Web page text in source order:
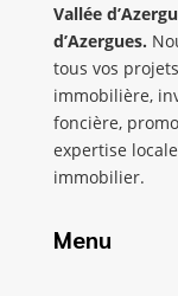
Vallée
d’Azergues.
tous vos
immobilière,
foncière,
expertise
immobilier.
Menu